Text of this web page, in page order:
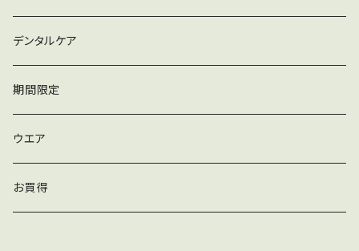
デンタルケア
期間限定
ウエア
お買得